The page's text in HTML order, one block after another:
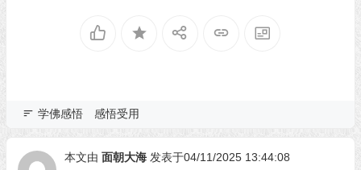
学佛感悟 感悟受用
本文由 面朝大海 发表于04/11/2025 13:44:08